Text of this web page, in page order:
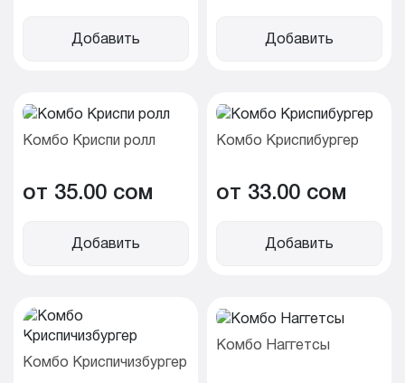
Добавить Добавить
Комбо Криспи ролл
от 35.00 cом
Добавить
Комбо Криспибургер
от 33.00 cом
Добавить
Комбо Криспичизбургер
Комбо Наггетсы